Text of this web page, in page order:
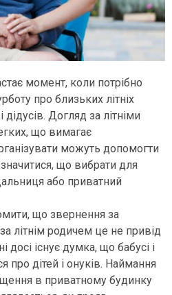
момент, коли потрібно
про близьких літніх
Догляд за літніми
що вимагає
можуть допомогти
що вибрати для
або приватний
що звернення за
літнім родичем це не привід
досі існує думка, що бабусі і
про дітей і онуків. Наймання
в приватному будинку